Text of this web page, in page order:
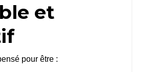
et
pour être :